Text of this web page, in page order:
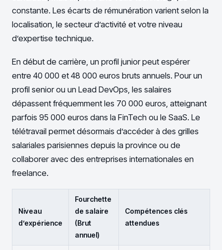
constante. Les écarts de rémunération varient selon la
localisation, le secteur d’activité et votre niveau
d’expertise technique.
En début de carrière, un profil junior peut espérer
entre 40 000 et 48 000 euros bruts annuels. Pour un
profil senior ou un Lead DevOps, les salaires
dépassent fréquemment les 70 000 euros, atteignant
parfois 95 000 euros dans la FinTech ou le SaaS. Le
télétravail permet désormais d’accéder à des grilles
salariales parisiennes depuis la province ou de
collaborer avec des entreprises internationales en
freelance.
Niveau
d’expérience
Fourchette
de salaire
(Brut
annuel)
Compétences clés
attendues